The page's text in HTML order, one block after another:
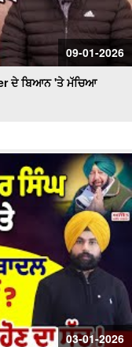
09-01-2026
ਦੇ ਬਿਆਨ 'ਤੇ ਮੱਚਿਆ
03-01-2026